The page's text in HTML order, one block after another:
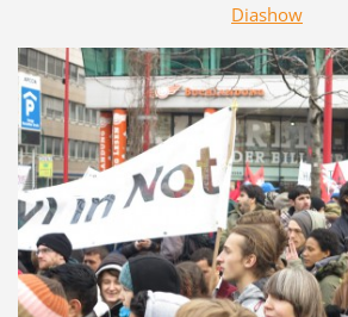
Diashow